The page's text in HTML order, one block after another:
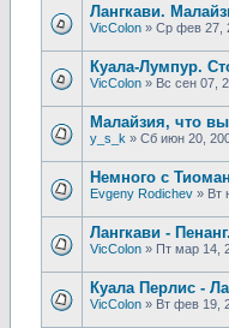
Лангкави.
VicColon » Ср фев 27,
Куала-Лумпур.
VicColon » Вс сен 07,
Малайзия, что
y_s_k » Сб июн 20,
Немного с
Evgeny Rodichev » Вт
Лангкави -
VicColon » Пт мар 14,
Куала Перлис -
VicColon » Вт фев 19,